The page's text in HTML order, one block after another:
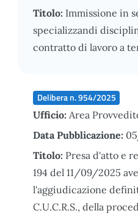
Titolo: Immissione in
specializzandi
contratto di lavoro a
Delibera n. 954/2025
Ufficio: Area
Data Pubblicazione:
Titolo: Presa d'atto e
194 del 11/09/2025
l'aggiudicazione
C.U.C.R.S., della